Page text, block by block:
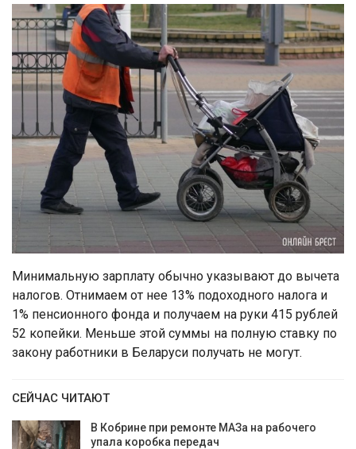
Минимальную зарплату обычно указывают до вычета
налогов. Отнимаем от нее 13% подоходного налога и
1% пенсионного фонда и получаем на руки 415 рублей
52 копейки. Меньше этой суммы на полную ставку по
закону работники в Беларуси получать не могут.
СЕЙЧАС ЧИТАЮТ
В Кобрине при ремонте МАЗа на рабочего
упала коробка передач